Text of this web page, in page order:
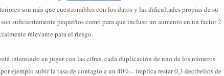
son más que cuestionables con los datos y las dificultades propias de su
suficientemente pequeños como para que incluso un aumento en un factor 2
relevante para el riesgo.
interesado en jugar con las cifras, cada duplicación de uno de los números
ejemplo subir la tasa de contagio a un 40%-- implica restar 0,3 decibelios de